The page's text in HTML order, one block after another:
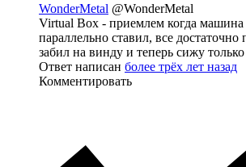
WonderMetal @WonderMetal
Virtual Box - приемлем когда машина
параллельно ставил, все достаточно
забил на винду и теперь сижу
Ответ написан более трёх лет назад
Комментировать